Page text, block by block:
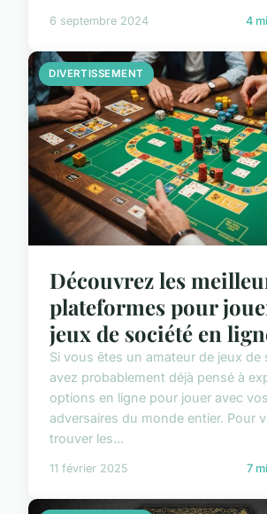
6 septembre 2024 4
DIVERTISSEMENT
Découvrez les
plateformes pour
jeux de société en
Si vous êtes un amateur de jeux de
avez probablement déjà pensé à
options en ligne pour jouer avec
adversaires du monde entier. Pour
trouver les...
11 février 2025 7